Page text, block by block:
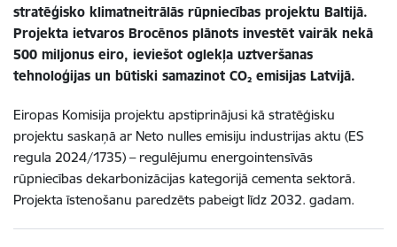
stratēģisko klimatneitrālās rūpniecības projektu Baltijā.
Projekta ietvaros Brocēnos plānots investēt vairāk nekā
500 miljonus eiro, ieviešot oglekļa uztveršanas
tehnoloģijas un būtiski samazinot CO₂ emisijas Latvijā.
Eiropas Komisija projektu apstiprinājusi kā stratēģisku
projektu saskaņā ar Neto nulles emisiju industrijas aktu (ES
regula 2024/1735) – regulējumu energointensīvās
rūpniecības dekarbonizācijas kategorijā cementa sektorā.
Projekta īstenošanu paredzēts pabeigt līdz 2032. gadam.